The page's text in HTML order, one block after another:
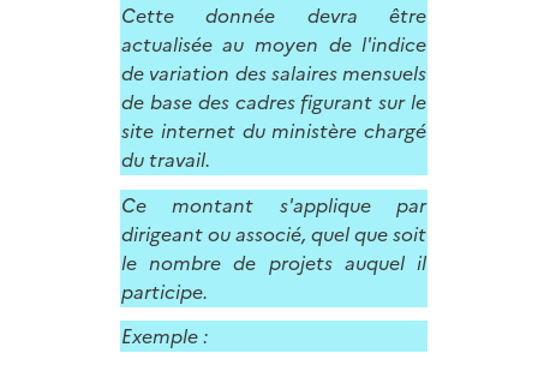
Cette donnée devra être
actualisée au moyen de l'indice
de variation des salaires mensuels
de base des cadres figurant sur le
site internet du ministère chargé
du travail.
Ce montant s'applique par
dirigeant ou associé, quel que soit
le nombre de projets auquel il
participe.
Exemple :